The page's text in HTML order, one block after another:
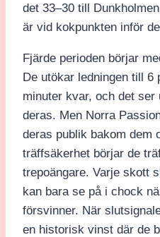
det 33–30 till
är vid kokpunkten inför
Fjärde perioden börjar
De utökar ledningen till 6
minuter kvar, och det
deras. Men Norra
deras publik bakom dem
träffsäkerhet börjar de
trepoängare. Varje skott
kan bara se på i chock
försvinner. När
en historisk vinst där de